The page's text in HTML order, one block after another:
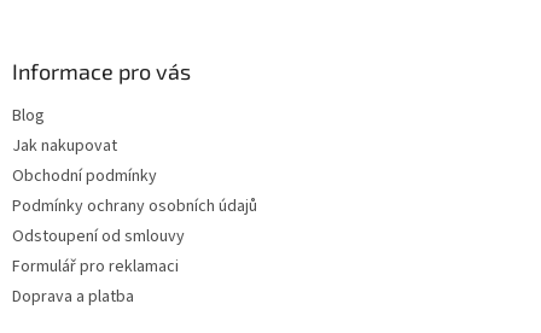
Informace pro vás
Blog
Jak nakupovat
Obchodní podmínky
Podmínky ochrany osobních údajů
Odstoupení od smlouvy
Formulář pro reklamaci
Doprava a platba